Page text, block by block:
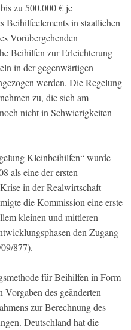
zu 500.000 € je
Beihilfeelements in staatlichen
Vorübergehenden
Beihilfen zur Erleichterung
in der gegenwärtigen
werden. Die Regelung
zu, die sich am
nicht in Schwierigkeiten
Kleinbeihilfen“ wurde
als eine der ersten
in der Realwirtschaft
die Kommission eine erste
kleinen und mittleren
den Zugang
877).
für Beihilfen in Form
Vorgaben des geänderten
zur Berechnung des
Deutschland hat die